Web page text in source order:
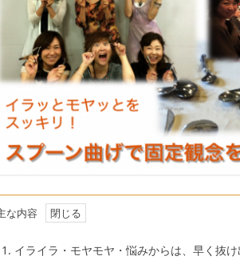
な内容
1. イライラ・モヤモヤ・悩みからは、早く抜